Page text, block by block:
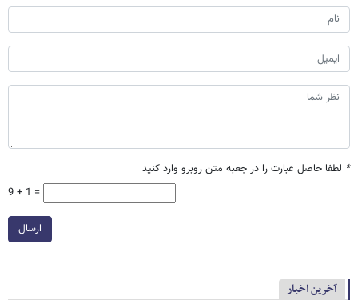
* لطفا حاصل عبارت را در جعبه متن روبرو وارد کنید
9 + 1 =
ارسال
آخرین اخبار